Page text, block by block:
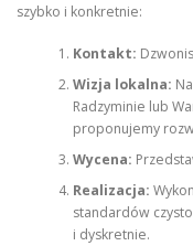
szybko i konkretnie:
Kontakt:
Wizja lokalna:
Radzyminie lub
proponujemy
Wycena:
Realizacja:
standardów
i dyskretnie.